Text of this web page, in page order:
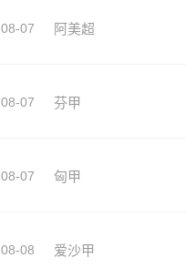
08-07 阿美超
08-07 芬甲
08-07 匈甲
08-08 爱沙甲